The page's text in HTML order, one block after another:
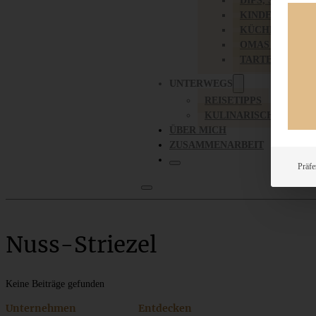
UNTERWEGS
REISETIPPS
KULINARISCH
ÜBER MICH
ZUSAMMENARBEIT
Nuss-Striezel
Keine Beiträge gefunden
Unternehmen Entdecken